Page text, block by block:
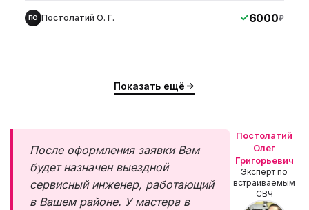
ПО Постолатий О. Г. 6000₽
Показать ещё
После оформления заявки Вам
будет назначен выездной
сервисный инженер, работающий
в Вашем районе. У мастера в
Постолатий
Олег
Григорьевич
Эксперт по
встраиваемым
СВЧ